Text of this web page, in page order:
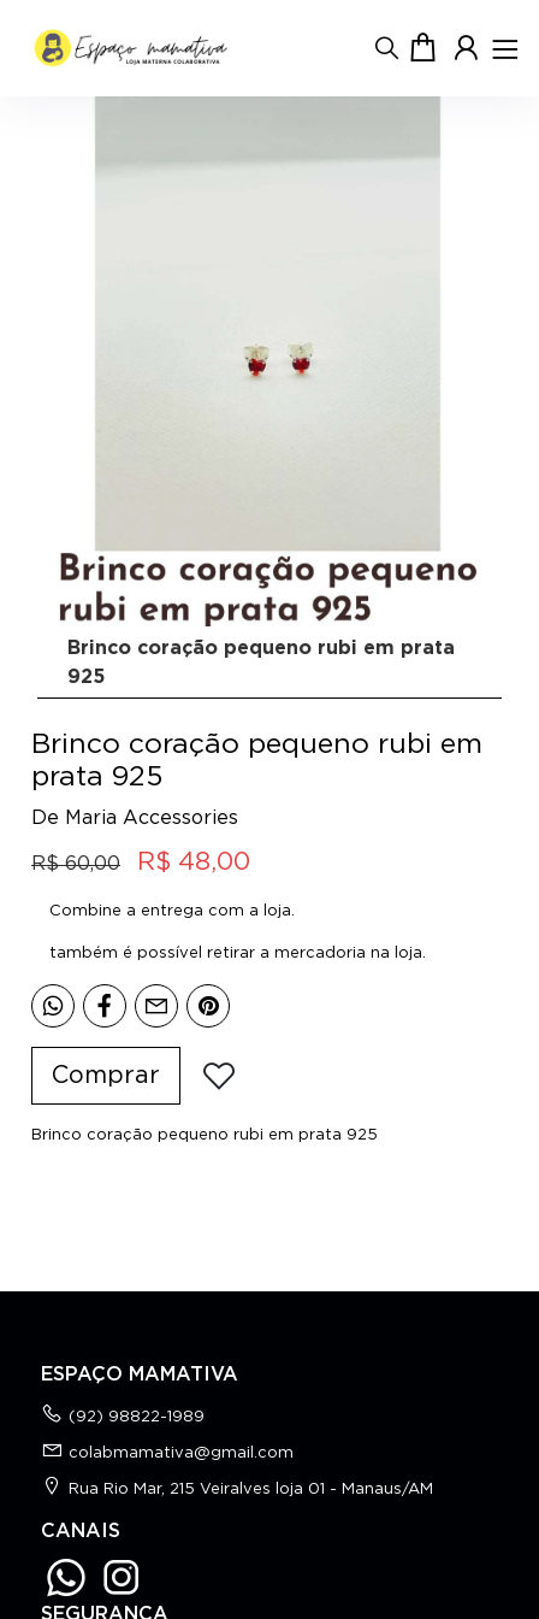
Brinco coração pequeno rubi em prata
925
Brinco coração pequeno rubi em
prata 925
De Maria Accessories
R$ 60,00 R$ 48,00
Combine a entrega com a loja.
também é possível retirar a mercadoria na loja.
Comprar
Brinco coração pequeno rubi em prata 925
ESPAÇO MAMATIVA
(92) 98822-1989
colabmamativa@gmail.com
Rua Rio Mar, 215 Veiralves loja 01 - Manaus/AM
CANAIS
SEGURANÇA